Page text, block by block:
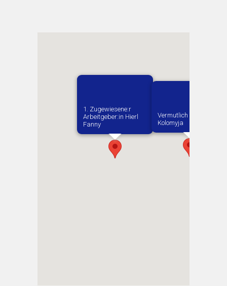
Vermutlich geboren in
Kolomyja
1. Zugewiesene:r
Arbeitgeber:in​ Hierl
Fanny